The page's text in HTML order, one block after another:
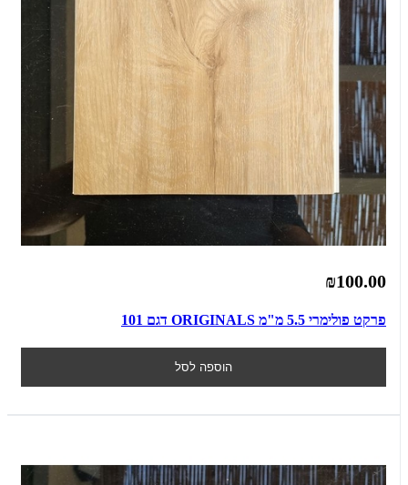
₪100.00
פרקט פולימרי 5.5 מ"מ ORIGINALS דגם 101
הוספה לסל